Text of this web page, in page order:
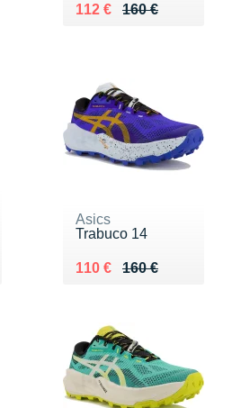
160 €
Au lieu de 160 €
112 €
Vendu 112 €
Asics
Trabuco 14
160 €
Au lieu de 160 €
110 €
Vendu 110 €